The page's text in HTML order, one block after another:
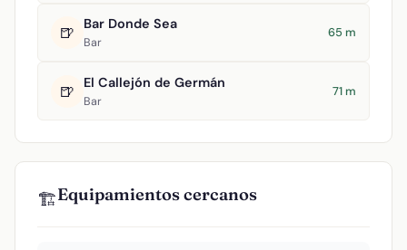
🍺 Bar Donde Sea
Bar
65 m
🍺 El Callejón de Germán
Bar
71 m
🏗️Equipamientos cercanos